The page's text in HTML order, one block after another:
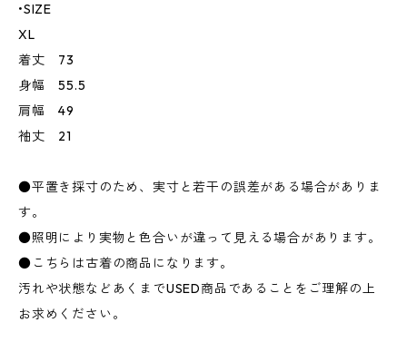
•SIZE
XL
着丈 73
身幅 55.5
肩幅 49
袖丈 21
●平置き採寸のため、実寸と若干の誤差がある場合がありま
す。
●照明により実物と色合いが違って見える場合があります。
●こちらは古着の商品になります。
汚れや状態などあくまでUSED商品であることをご理解の上
お求めください。